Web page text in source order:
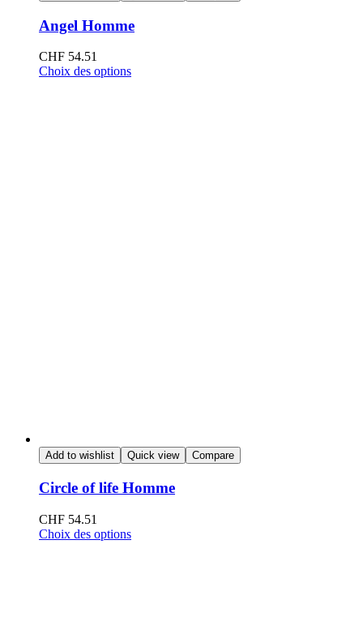
Angel Homme
CHF 54.51
Choix des options
Add to wishlist Quick view Compare
Circle of life Homme
CHF 54.51
Choix des options